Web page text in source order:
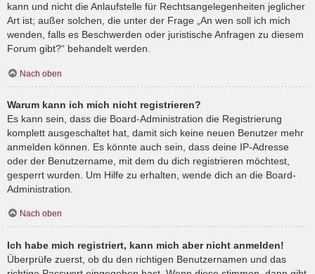
kann und nicht die Anlaufstelle für Rechtsangelegenheiten jeglicher
Art ist; außer solchen, die unter der Frage „An wen soll ich mich
wenden, falls es Beschwerden oder juristische Anfragen zu diesem
Forum gibt?“ behandelt werden.
Nach oben
Warum kann ich mich nicht registrieren?
Es kann sein, dass die Board-Administration die Registrierung
komplett ausgeschaltet hat, damit sich keine neuen Benutzer mehr
anmelden können. Es könnte auch sein, dass deine IP-Adresse
oder der Benutzername, mit dem du dich registrieren möchtest,
gesperrt wurden. Um Hilfe zu erhalten, wende dich an die Board-
Administration.
Nach oben
Ich habe mich registriert, kann mich aber nicht anmelden!
Überprüfe zuerst, ob du den richtigen Benutzernamen und das